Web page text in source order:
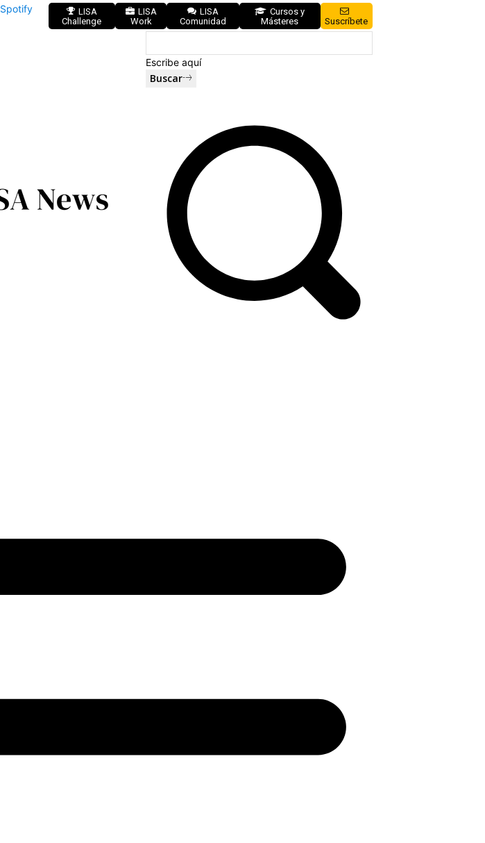
Suscríbete
Cursos y
Másteres
LISA
Comunidad
LISA
Work
LISA
Challenge
Spotify
Escribe aquí
Buscar